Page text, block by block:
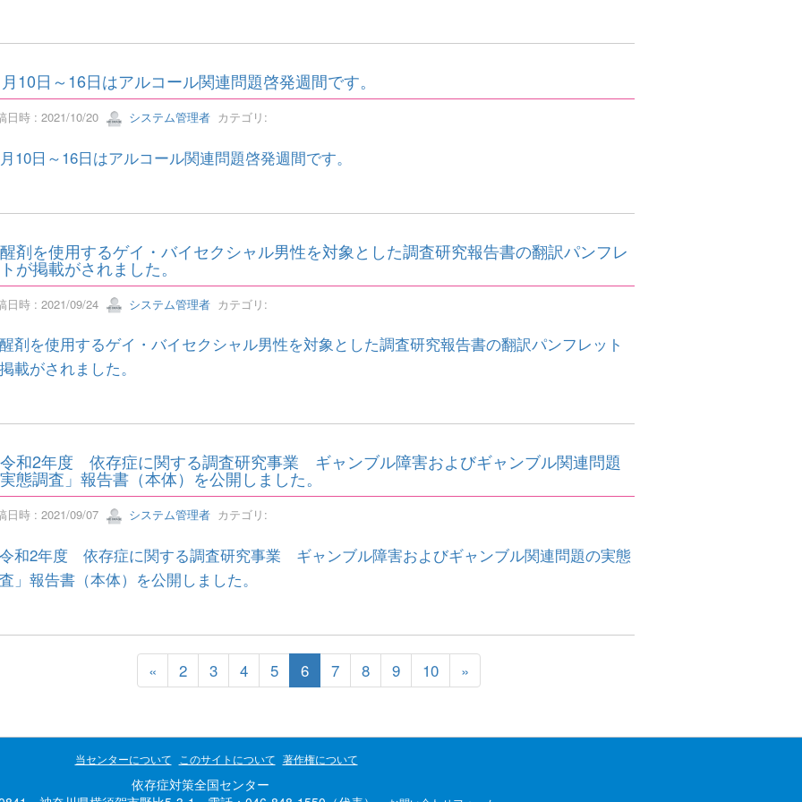
10日～16日はアルコール関連問題啓発週間です。
日時 : 2021/10/20 システム管理者カテゴリ:
10日～16日はアルコール関連問題啓発週間です。
剤を使用するゲイ・バイセクシャル男性を対象とした調査研究報告書の翻訳パンフレ
が掲載がされました。
日時 : 2021/09/24 システム管理者カテゴリ:
剤を使用するゲイ・バイセクシャル男性を対象とした調査研究報告書の翻訳パンフレット
載がされました。
令和2年度 依存症に関する調査研究事業 ギャンブル障害およびギャンブル関連問題
態調査」報告書（本体）を公開しました。
日時 : 2021/09/07 システム管理者カテゴリ:
令和2年度 依存症に関する調査研究事業 ギャンブル障害およびギャンブル関連問題の実態
」報告書（本体）を公開しました。
« 2 3 4 5 6 7 8 9 10 »
当センターについて このサイトについて 著作権について
依存症対策全国センター